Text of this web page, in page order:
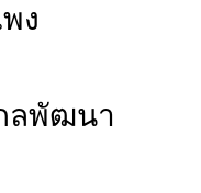
กำแพง
วไกลพั